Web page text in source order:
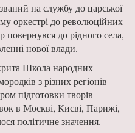
на службу до царської
оркестрі до революційних
повернувся до рідного села,
нової влади.
Школа народних
з різних регіонів
підготовки творів
в Москві, Києві, Парижі,
політичне значення.